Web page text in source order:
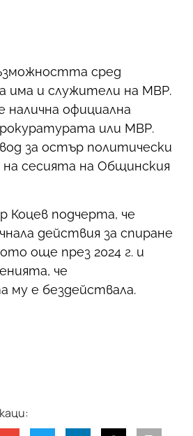
сред
има и служители на МВР.
официална
или МВР.
за остър политически
на сесията на Общинския
Коцев подчерта, че
действия за спиране
още през 2024 г. и
че
му е бездействала.